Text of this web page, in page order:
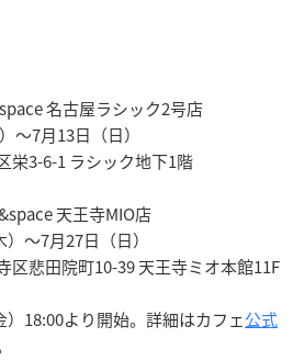
名古屋ラシック2号店
～7月13日（日）
栄3-6-1 ラシック地下1階
天王寺MIO店
～7月27日（日）
区悲田院町10-39 天王寺ミオ本館11F
18:00より開始。詳細はカフェ公式